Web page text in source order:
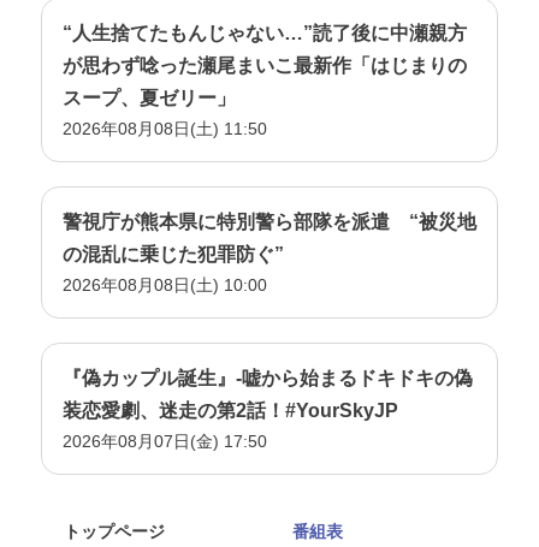
“人生捨てたもんじゃない…”読了後に中瀬親方
が思わず唸った瀬尾まいこ最新作「はじまりの
スープ、夏ゼリー」
2026年08月08日(土) 11:50
警視庁が熊本県に特別警ら部隊を派遣 “被災地
の混乱に乗じた犯罪防ぐ”
2026年08月08日(土) 10:00
『偽カップル誕生』-嘘から始まるドキドキの偽
装恋愛劇、迷走の第2話！#YourSkyJP
2026年08月07日(金) 17:50
トップページ 番組表